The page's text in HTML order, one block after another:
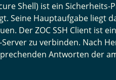
Shell) ist ein
Seine Hauptaufgabe liegt
Der ZOC SSH Client ist
Server zu verbinden. Nach
Antworten der